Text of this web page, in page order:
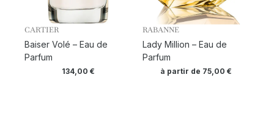
CARTIER
Baiser Volé – Eau de
Parfum
134,00 €
RABANNE
Lady Million – Eau de
Parfum
à partir de 75,00 €